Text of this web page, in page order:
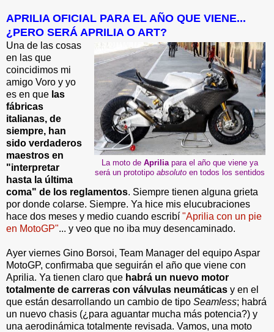
APRILIA OFICIAL PARA EL AÑO QUE VIENE...
¿PERO SERÁ APRILIA O ART?
La moto de Aprilia para el año que viene ya
será un prototipo absoluto en todos los sentidos
Una de las cosas
en las que
coincidimos mi
amigo Voro y yo
es en que las
fábricas
italianas, de
siempre, han
sido verdaderos
maestros en
"interpretar
hasta la última
coma" de los reglamentos. Siempre tienen alguna grieta
por donde colarse. Siempre. Ya hice mis elucubraciones
hace dos meses y medio cuando escribí "Aprilia con un pie
en MotoGP"... y veo que no iba muy desencaminado.
Ayer viernes Gino Borsoi, Team Manager del equipo Aspar
MotoGP, confirmaba que seguirán el año que viene con
Aprilia. Ya tienen claro que habrá un nuevo motor
totalmente de carreras con válvulas neumáticas y en el
que están desarrollando un cambio de tipo Seamless; habrá
un nuevo chasis (¿para aguantar mucha más potencia?) y
una aerodinámica totalmente revisada. Vamos, una moto